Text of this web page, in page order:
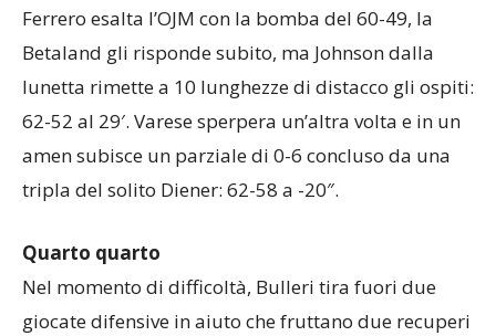
Ferrero esalta l’OJM con la bomba del 60-49, la
Betaland gli risponde subito, ma Johnson dalla
lunetta rimette a 10 lunghezze di distacco gli ospiti:
62-52 al 29′. Varese sperpera un’altra volta e in un
amen subisce un parziale di 0-6 concluso da una
tripla del solito Diener: 62-58 a -20″.
Quarto quarto
Nel momento di difficoltà, Bulleri tira fuori due
giocate difensive in aiuto che fruttano due recuperi